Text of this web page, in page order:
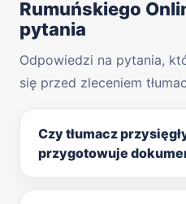
Rumuńskiego
pytania
Odpowiedzi na pytania,
się przed zleceniem
Czy tłumacz
przygotowuje